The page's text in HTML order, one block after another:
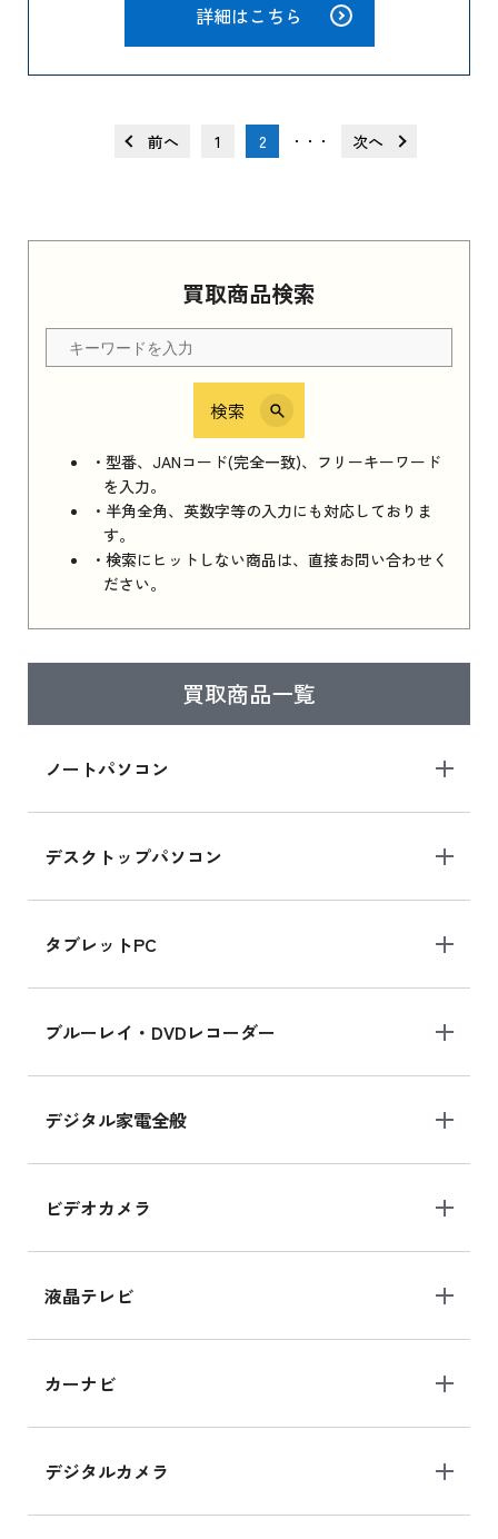
買取商品検索
検索
・型番、JANコード(完全一致)、フリーキーワード
を入力。
・半角全角、英数字等の入力にも対応しておりま
す。
・検索にヒットしない商品は、直接お問い合わせく
ださい。
買取商品一覧
ノートパソコン
デスクトップパソコン
タブレットPC
ブルーレイ・DVDレコーダー
デジタル家電全般
ビデオカメラ
液晶テレビ
カーナビ
デジタルカメラ
詳細はこちら
前へ 1 2 ・・・ 次へ